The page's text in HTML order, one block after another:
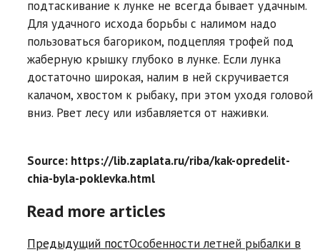
подтаскивание к лунке не всегда бывает удачным.
Для удачного исхода борьбы с налимом надо
пользоваться багориком, подцепляя трофей под
жаберную крышку глубоко в лунке. Если лунка
достаточно широкая, налим в ней скручивается
калачом, хвостом к рыбаку, при этом уходя головой
вниз. Рвет лесу или избавляется от наживки.
Source: https://lib.zaplata.ru/riba/kak-opredelit-
chia-byla-poklevka.html
Read more articles
Предыдущий постОсобенности летней рыбалки в